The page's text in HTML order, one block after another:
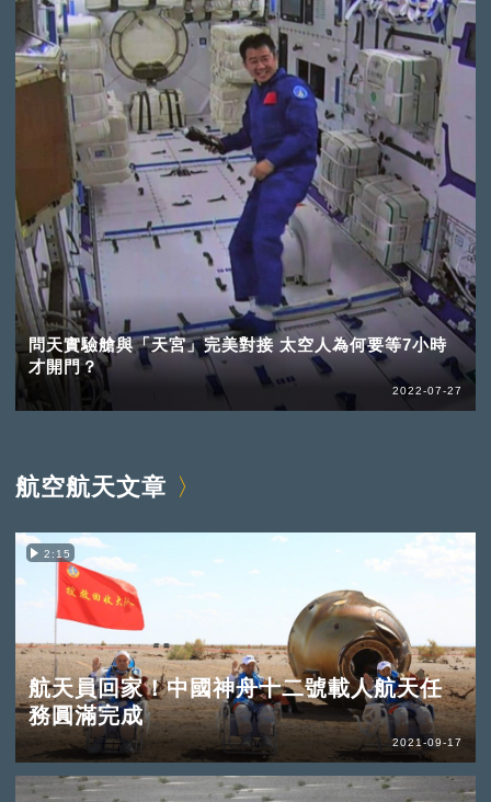
問天實驗艙與「天宮」完美對接 太空人為何要等7小時
才開門？
2022-07-27
航空航天文章
2:15
航天員回家！中國神舟十二號載人航天任
務圓滿完成
2021-09-17